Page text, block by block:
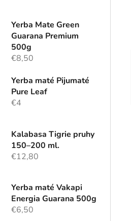
Yerba Mate Green
Guarana Premium
500g
€8,50
Yerba maté Pijumaté
Pure Leaf
€4
Kalabasa Tigrie pruhy
150–200 ml.
€12,80
Yerba maté Vakapi
Energia Guarana 500g
€6,50